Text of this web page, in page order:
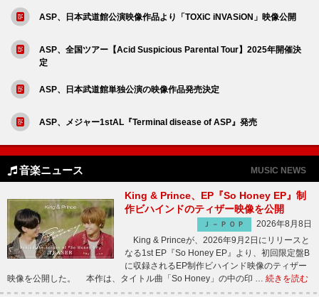
ASP、日本武道館公演映像作品より「TOXiC iNVASiON」映像公開
ASP、全国ツアー【Acid Suspicious Parental Tour】2025年開催決
定
ASP、日本武道館単独公演の映像作品発売決定
ASP、メジャー1stAL『Terminal disease of ASP』発売
音楽ニュース MUSIC NEWS
King & Prince、EP『So Honey EP』制
作ビハインドのティザー映像を公開
Ｊ－ＰＯＰ
2026年8月8日
King & Princeが、2026年9月2日にリリースと
なる1st EP『So Honey EP』より、初回限定盤B
に収録されるEP制作ビハインド映像のティザー
映像を公開した。 本作は、タイトル曲「So Honey」の中の印 … 続きを読む